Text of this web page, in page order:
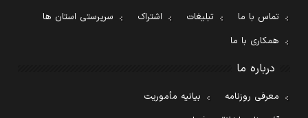
تماس با ما تبلیغات اشتراک
سرپرستی استان ها
همکاری با ما
درباره ما
معرفی روزنامه
بیانیه مأموریت